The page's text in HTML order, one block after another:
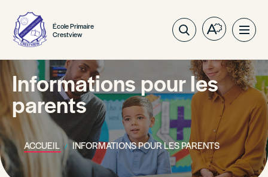
École Primaire
Crestview
Ouvrez
barre
d'outilsdu
site
Informations pour les
parents
ACCUEIL INFORMATIONS POUR LES PARENTS